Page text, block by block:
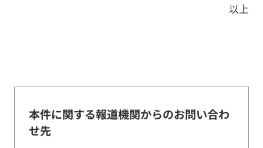
以上
本件に関する報道機関からのお問い合わ
せ先